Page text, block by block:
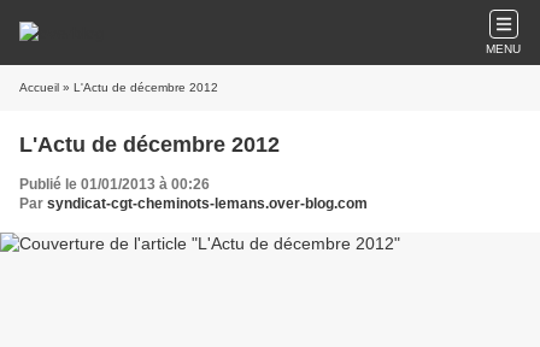
MENU
Accueil » L'Actu de décembre 2012
L'Actu de décembre 2012
Publié le 01/01/2013 à 00:26
Par syndicat-cgt-cheminots-lemans.over-blog.com